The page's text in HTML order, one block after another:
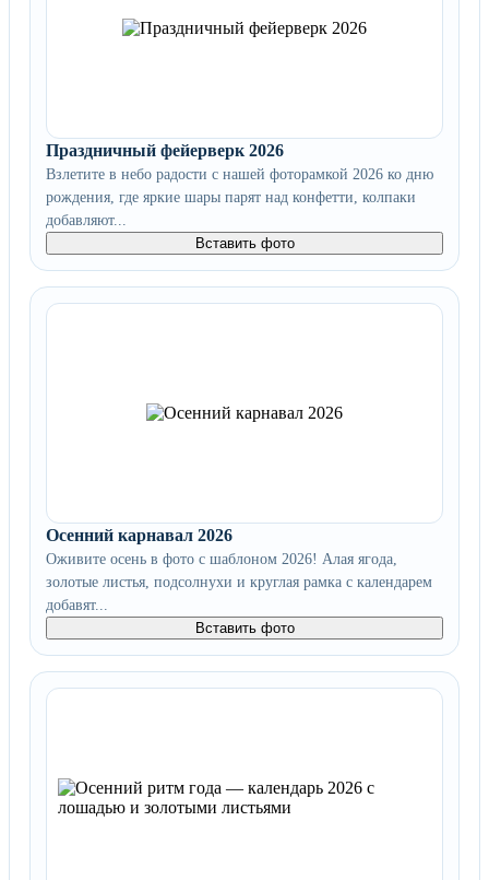
Праздничный фейерверк 2026
Взлетите в небо радости с нашей фоторамкой 2026 ко дню
рождения, где яркие шары парят над конфетти, колпаки
добавляют...
Вставить фото
Осенний карнавал 2026
Оживите осень в фото с шаблоном 2026! Алая ягода,
золотые листья, подсолнухи и круглая рамка с календарем
добавят...
Вставить фото